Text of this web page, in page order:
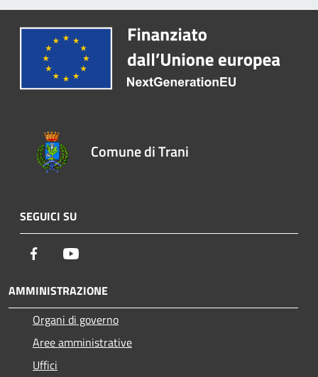
Comune di Trani
SEGUICI SU
Facebook
AMMINISTRAZIONE
Organi di governo
Aree amministrative
Uffici